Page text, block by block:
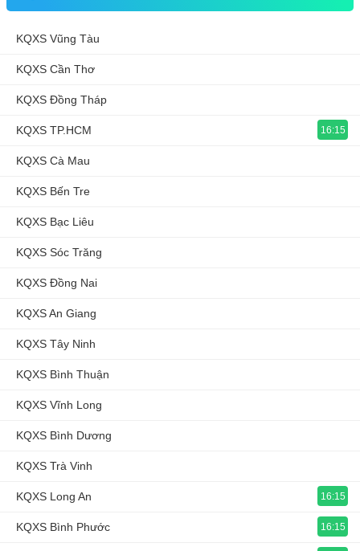
KQXS Vũng Tàu
KQXS Cần Thơ
KQXS Đồng Tháp
KQXS TP.HCM 16:15
KQXS Cà Mau
KQXS Bến Tre
KQXS Bạc Liêu
KQXS Sóc Trăng
KQXS Đồng Nai
KQXS An Giang
KQXS Tây Ninh
KQXS Bình Thuận
KQXS Vĩnh Long
KQXS Bình Dương
KQXS Trà Vinh
KQXS Long An 16:15
KQXS Bình Phước 16:15